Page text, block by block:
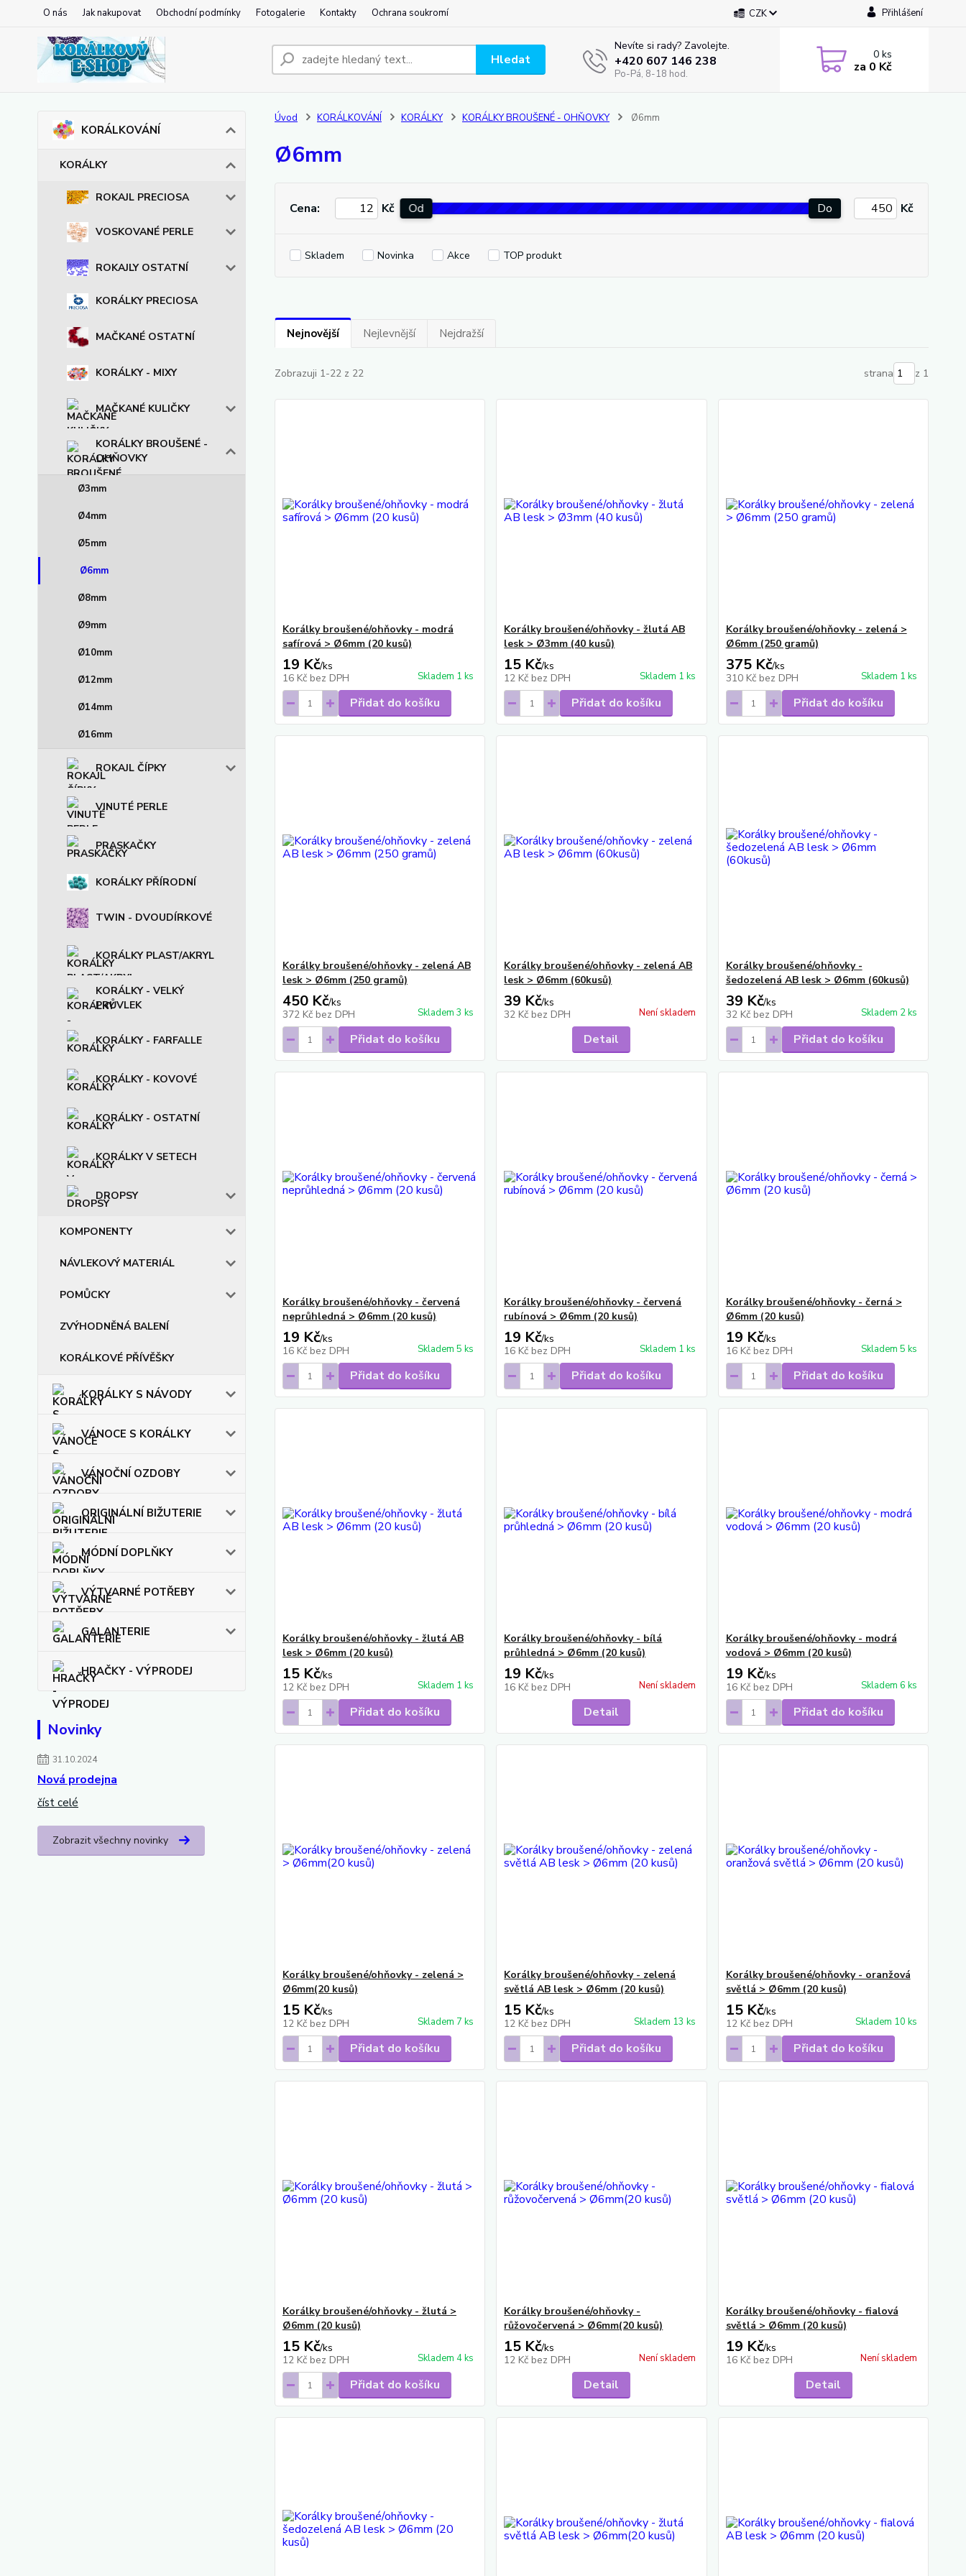
O nás Jak nakupovat Obchodní podmínky Fotogalerie Kontakty Ochrana soukromí CZK Přihlášení
Hledat
Nevíte si rady? Zavolejte.
+420 607 146 238
Po-Pá, 8-18 hod.
0ks
za 0 Kč
KORÁLKOVÁNÍ
KORÁLKY
ROKAJL PRECIOSA
VOSKOVANÉ PERLE
ROKAJLY OSTATNÍ
KORÁLKY PRECIOSA
MAČKANÉ OSTATNÍ
KORÁLKY - MIXY
MAČKANÉ KULIČKY
KORÁLKY BROUŠENÉ -
OHŇOVKY
Ø3mm
Ø4mm
Ø5mm
Ø6mm
Ø8mm
Ø9mm
Ø10mm
Ø12mm
Ø14mm
Ø16mm
ROKAJL ČÍPKY
VINUTÉ PERLE
PRASKAČKY
KORÁLKY PŘÍRODNÍ
TWIN - DVOUDÍRKOVÉ
KORÁLKY PLAST/AKRYL
KORÁLKY - VELKÝ
PRŮVLEK
KORÁLKY - FARFALLE
KORÁLKY - KOVOVÉ
KORÁLKY - OSTATNÍ
KORÁLKY V SETECH
DROPSY
KOMPONENTY
NÁVLEKOVÝ MATERIÁL
POMŮCKY
ZVÝHODNĚNÁ BALENÍ
KORÁLKOVÉ PŘÍVĚŠKY
KORÁLKY S NÁVODY
VÁNOCE S KORÁLKY
VÁNOČNÍ OZDOBY
ORIGINÁLNÍ BIŽUTERIE
MÓDNÍ DOPLŇKY
VÝTVARNÉ POTŘEBY
GALANTERIE
HRAČKY - VÝPRODEJ
Novinky
31.10.2024
Nová prodejna
číst celé
Zobrazit všechny novinky
Úvod KORÁLKOVÁNÍ KORÁLKY KORÁLKY BROUŠENÉ - OHŇOVKY Ø6mm
Ø6mm
Cena: Kč Od Do Kč
Skladem Novinka Akce TOP produkt
Nejnovější Nejlevnější Nejdražší
Zobrazuji 1-22 z 22 strana z 1
Korálky broušené/ohňovky - modrá
safírová > Ø6mm (20 kusů)
19 Kč/ks
16 Kč bez DPH Skladem 1 ks
Přidat do košíku
Korálky broušené/ohňovky - žlutá AB
lesk > Ø3mm (40 kusů)
15 Kč/ks
12 Kč bez DPH Skladem 1 ks
Přidat do košíku
Korálky broušené/ohňovky - zelená >
Ø6mm (250 gramů)
375 Kč/ks
310 Kč bez DPH Skladem 1 ks
Přidat do košíku
Korálky broušené/ohňovky - zelená AB
lesk > Ø6mm (250 gramů)
450 Kč/ks
372 Kč bez DPH Skladem 3 ks
Přidat do košíku
Korálky broušené/ohňovky - zelená AB
lesk > Ø6mm (60kusů)
39 Kč/ks
32 Kč bez DPH Není skladem
Detail
Korálky broušené/ohňovky -
šedozelená AB lesk > Ø6mm (60kusů)
39 Kč/ks
32 Kč bez DPH Skladem 2 ks
Přidat do košíku
Korálky broušené/ohňovky - červená
neprůhledná > Ø6mm (20 kusů)
19 Kč/ks
16 Kč bez DPH Skladem 5 ks
Přidat do košíku
Korálky broušené/ohňovky - červená
rubínová > Ø6mm (20 kusů)
19 Kč/ks
16 Kč bez DPH Skladem 1 ks
Přidat do košíku
Korálky broušené/ohňovky - černá >
Ø6mm (20 kusů)
19 Kč/ks
16 Kč bez DPH Skladem 5 ks
Přidat do košíku
Korálky broušené/ohňovky - žlutá AB
lesk > Ø6mm (20 kusů)
15 Kč/ks
12 Kč bez DPH Skladem 1 ks
Přidat do košíku
Korálky broušené/ohňovky - bílá
průhledná > Ø6mm (20 kusů)
19 Kč/ks
16 Kč bez DPH Není skladem
Detail
Korálky broušené/ohňovky - modrá
vodová > Ø6mm (20 kusů)
19 Kč/ks
16 Kč bez DPH Skladem 6 ks
Přidat do košíku
Korálky broušené/ohňovky - zelená >
Ø6mm(20 kusů)
15 Kč/ks
12 Kč bez DPH Skladem 7 ks
Přidat do košíku
Korálky broušené/ohňovky - zelená
světlá AB lesk > Ø6mm (20 kusů)
15 Kč/ks
12 Kč bez DPH Skladem 13 ks
Přidat do košíku
Korálky broušené/ohňovky - oranžová
světlá > Ø6mm (20 kusů)
15 Kč/ks
12 Kč bez DPH Skladem 10 ks
Přidat do košíku
Korálky broušené/ohňovky - žlutá >
Ø6mm (20 kusů)
15 Kč/ks
12 Kč bez DPH Skladem 4 ks
Přidat do košíku
Korálky broušené/ohňovky -
růžovočervená > Ø6mm(20 kusů)
15 Kč/ks
12 Kč bez DPH Není skladem
Detail
Korálky broušené/ohňovky - fialová
světlá > Ø6mm (20 kusů)
19 Kč/ks
16 Kč bez DPH Není skladem
Detail